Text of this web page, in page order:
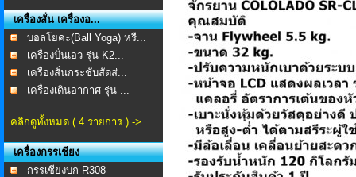
เครื่องสั่น เครื่องอ...
บอลโยคะ(Ball Yoga) หรื...
เครื่องปั่นเอว รุ่น K2...
เครื่องสั่นกระชับสัดส่...
เครื่องเดินอากาศ รุ่น ...
คลิกดูทั้งหมด ( 4 รายการ ) ->
เครื่องกรรเชียง
กรรเชียงบก R308